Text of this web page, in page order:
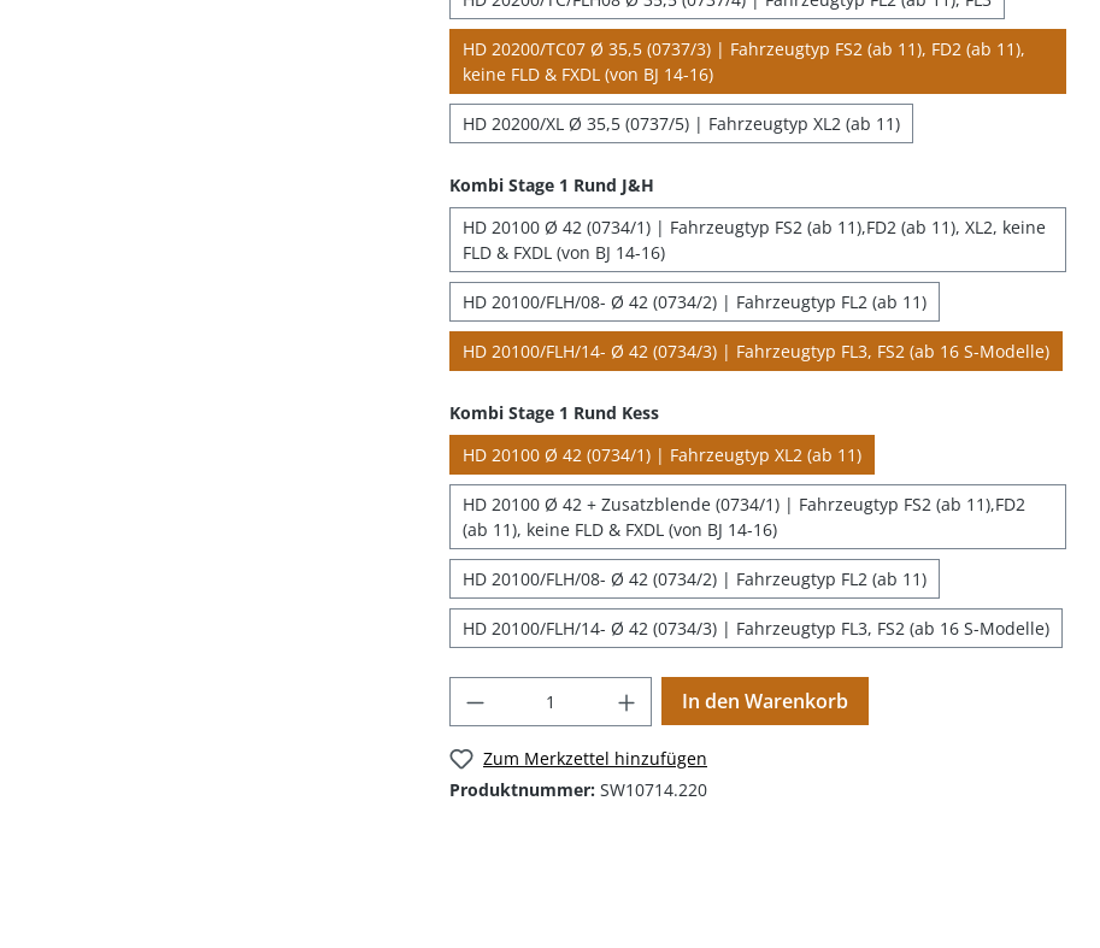
HD 20200/TC07 Ø 35,5 (0737/3) | Fahrzeugtyp FS2 (ab 11), FD2 (ab 11),
keine FLD & FXDL (von BJ 14-16)
HD 20200/XL Ø 35,5 (0737/5) | Fahrzeugtyp XL2 (ab 11)
Kombi Stage 1 Rund J&H
HD 20100 Ø 42 (0734/1) | Fahrzeugtyp FS2 (ab 11),FD2 (ab 11), XL2, keine
FLD & FXDL (von BJ 14-16)
HD 20100/FLH/08- Ø 42 (0734/2) | Fahrzeugtyp FL2 (ab 11)
HD 20100/FLH/14- Ø 42 (0734/3) | Fahrzeugtyp FL3, FS2 (ab 16 S-Modelle)
Kombi Stage 1 Rund Kess
HD 20100 Ø 42 (0734/1) | Fahrzeugtyp XL2 (ab 11)
HD 20100 Ø 42 + Zusatzblende (0734/1) | Fahrzeugtyp FS2 (ab 11),FD2
(ab 11), keine FLD & FXDL (von BJ 14-16)
HD 20100/FLH/08- Ø 42 (0734/2) | Fahrzeugtyp FL2 (ab 11)
HD 20100/FLH/14- Ø 42 (0734/3) | Fahrzeugtyp FL3, FS2 (ab 16 S-Modelle)
In den Warenkorb
Zum Merkzettel hinzufügen
Produktnummer: SW10714.220